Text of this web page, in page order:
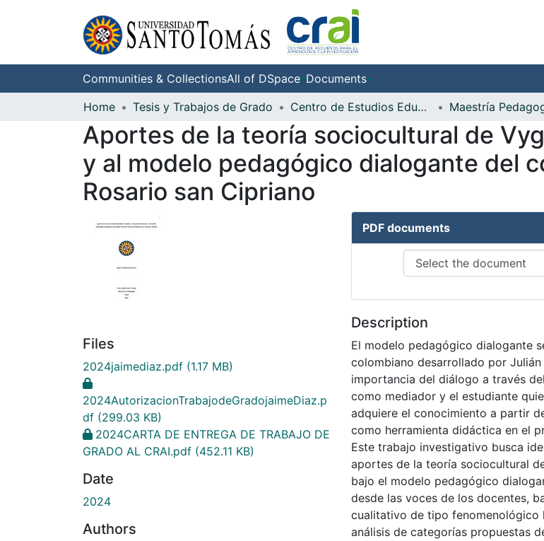
Communities & CollectionsAll of DSpace Documents
Home
Tesis y Trabajos de Grado Centro de Estudios Educativos Enrique Lacordaire Maestría
Aportes de la teoría sociocultural de
y al modelo pedagógico dialogante del
Rosario san Cipriano
Files
2024jaimediaz.pdf (1.17 MB)
2024AutorizacionTrabajodeGradojaimeDiaz.p
df (299.03 KB)
2024CARTA DE ENTREGA DE TRABAJO DE
GRADO AL CRAI.pdf (452.11 KB)
Date
2024
Authors
PDF documents
Description
El modelo pedagógico dialogante
colombiano desarrollado por
importancia del diálogo a través
como mediador y el estudiante
adquiere el conocimiento a partir
como herramienta didáctica en el
Este trabajo investigativo busca
aportes de la teoría sociocultural
bajo el modelo pedagógico
desde las voces de los docentes,
cualitativo de tipo fenomenológico
análisis de categorías propuestas